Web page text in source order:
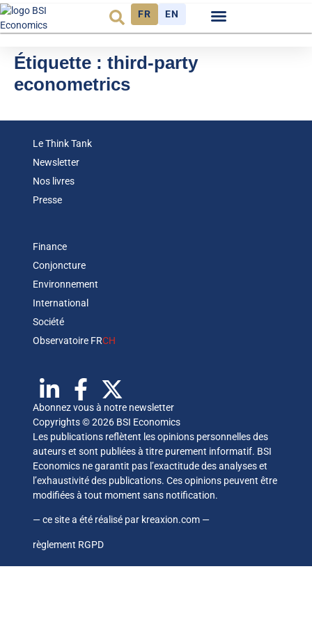
FR EN
Étiquette : third-party
econometrics
Le Think Tank
Newsletter
Nos livres
Presse
Finance
Conjoncture
Environnement
International
Société
Observatoire FRCH
Abonnez vous à notre newsletter
Copyrights © 2026 BSI Economics
Les publications reflètent les opinions personnelles des
auteurs et sont publiées à titre purement informatif. BSI
Economics ne garantit pas l’exactitude des analyses et
l’exhaustivité des publications. Ces opinions peuvent être
modifiées à tout moment sans notification.
— ce site a été réalisé par kreaxion.com —
règlement RGPD